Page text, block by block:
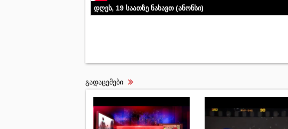
დღეს, 19 საათზე ნახავთ (ანონსი)
გადაცემები